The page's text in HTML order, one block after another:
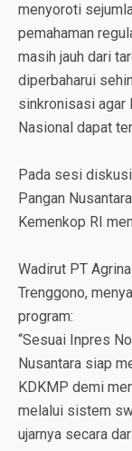
menyoroti
pemahaman
masih jauh dari
diperbaharui
sinkronisasi agar
Nasional dapat
Pada sesi
Pangan
Kemenkop RI
Wadirut PT
Trenggono,
program:
“Sesuai Inpres
Nusantara siap
KDKMP demi
melalui sistem
ujarnya secara